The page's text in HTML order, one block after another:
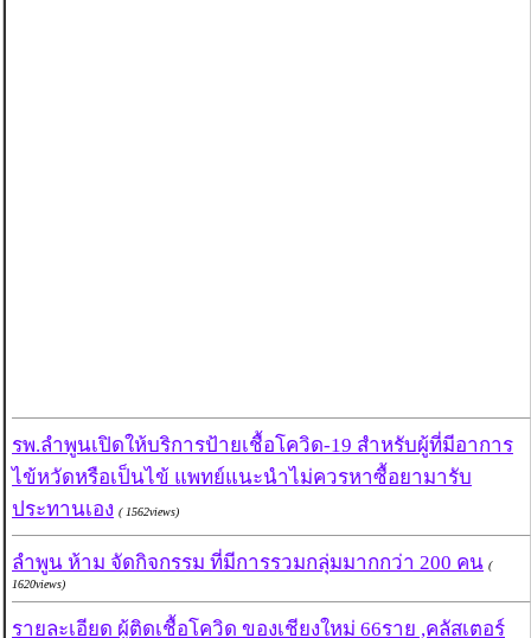
รพ.ลำพูนเปิดให้บริการป้ายเชื้อโควิด-19 สำหรับผู้ที่มีอาการ
ไข้หวัดหรือเป็นไข้ แพทย์แนะนำไม่ควรหาซื้อยามารับ
ประทานเอง ( 1562views)
ลำพูน ห้าม จัดกิจกรรม ที่มีการรวมกลุ่มมากกว่า 200 คน (
1620views)
รายละเอียด ผู้ติดเชื้อโควิด ของเชียงใหม่ 66ราย ,คลัสเตอร์